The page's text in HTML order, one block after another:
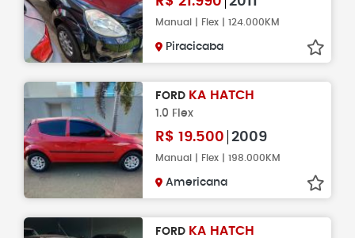
Manual | Flex | 124.000KM
Piracicaba
FORD KA HATCH
1.0 Flex
R$ 19.500 2009
Manual | Flex | 198.000KM
Americana
FORD KA HATCH